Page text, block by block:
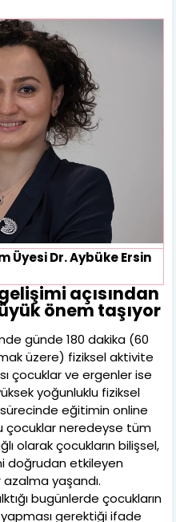
Üyesi Dr. Aybüke Ersin
açısından
önem taşıyor
günde 180 dakika (60
üzere) fiziksel aktivite
çocuklar ve ergenler ise
yoğunluklu fiziksel
eğitimin online
çocuklar neredeyse tüm
olarak çocukların bilişsel,
doğrudan etkileyen
yaşandı.
bugünlerde çocukların
gerektiği ifade